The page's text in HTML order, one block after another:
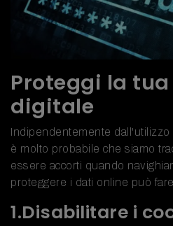
Proteggi la
digitale
Indipendentemente dall'utilizzo
è molto probabile che siamo
essere accorti quando
proteggere i dati online può
1.Disabilitare i